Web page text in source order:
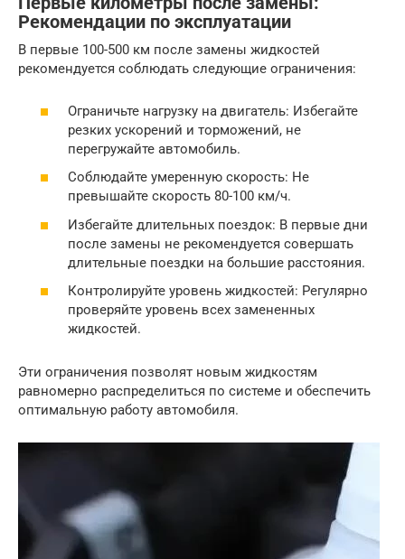
Рекомендации по эксплуатации
В первые 100-500 км после замены жидкостей
рекомендуется соблюдать следующие ограничения:
Ограничьте нагрузку на двигатель: Избегайте
резких ускорений и торможений, не
перегружайте автомобиль.
Соблюдайте умеренную скорость: Не
превышайте скорость 80-100 км/ч.
Избегайте длительных поездок: В первые дни
после замены не рекомендуется совершать
длительные поездки на большие расстояния.
Контролируйте уровень жидкостей: Регулярно
проверяйте уровень всех замененных
жидкостей.
Эти ограничения позволят новым жидкостям
равномерно распределиться по системе и обеспечить
оптимальную работу автомобиля.